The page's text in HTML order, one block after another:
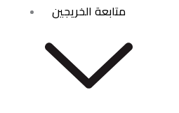
متابعة الخريجين